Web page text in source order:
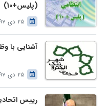
(پلیس+10)
25 دی 1397
آشنایی با
25 دی 1397
رییس